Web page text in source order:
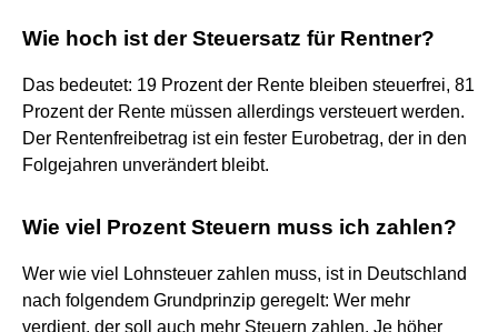
Wie hoch ist der Steuersatz für Rentner?
Das bedeutet: 19 Prozent der Rente bleiben steuerfrei, 81
Prozent der Rente müssen allerdings versteuert werden.
Der Rentenfreibetrag ist ein fester Eurobetrag, der in den
Folgejahren unverändert bleibt.
Wie viel Prozent Steuern muss ich zahlen?
Wer wie viel Lohnsteuer zahlen muss, ist in Deutschland
nach folgendem Grundprinzip geregelt: Wer mehr
verdient, der soll auch mehr Steuern zahlen. Je höher